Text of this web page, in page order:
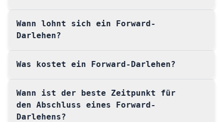
Wann lohnt sich ein Forward-
Darlehen?
Was kostet ein Forward-Darlehen?
Wann ist der beste Zeitpunkt für
den Abschluss eines Forward-
Darlehens?